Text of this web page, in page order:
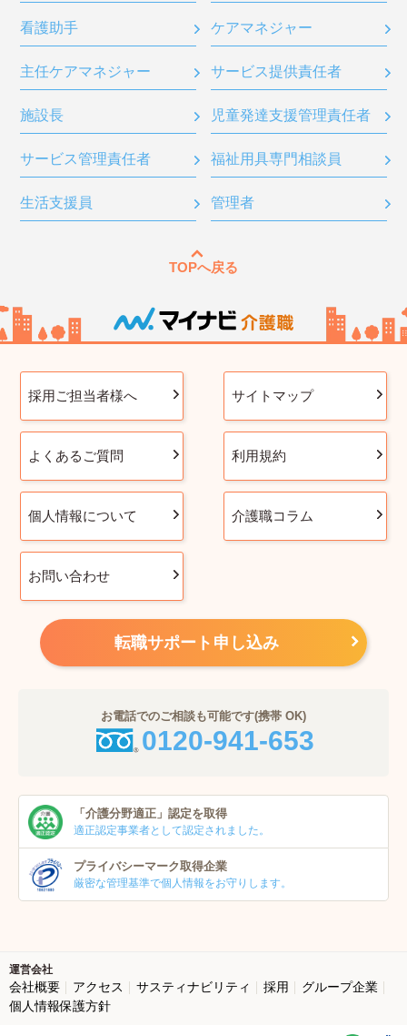
看護助手 ケアマネジャー
主任ケアマネジャー サービス提供責任者
施設長 児童発達支援管理責任者
サービス管理責任者 福祉用具専門相談員
生活支援員 管理者
TOPへ戻る
採用ご担当者様へ サイトマップ
よくあるご質問 利用規約
個人情報について 介護職コラム
お問い合わせ
転職サポート申し込み
お電話でのご相談も可能です(携帯 OK)
0120-941-653
「介護分野適正」 認定を取得
適正認定事業者として認定されました。
プライバシーマーク取得企業
厳密な管理基準で個人情報をお守りします。
運営会社
会社概要 アクセス サスティナビリティ 採用
グループ企業
個人情報保護方針